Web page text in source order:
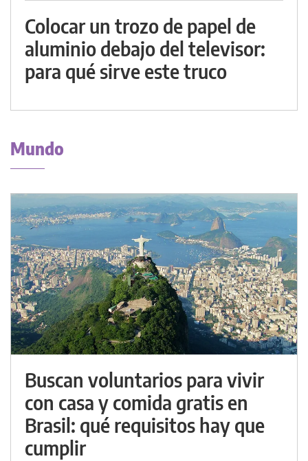
Colocar un trozo de papel de
aluminio debajo del televisor:
para qué sirve este truco
Mundo
Buscan voluntarios para vivir
con casa y comida gratis en
Brasil: qué requisitos hay que
cumplir